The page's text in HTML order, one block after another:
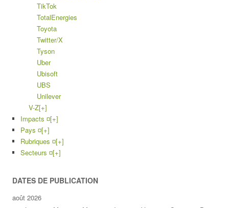
TikTok
TotalEnergies
Toyota
Twitter/X
Tyson
Uber
Ubisoft
UBS
Unilever
V-Z[+]
Impacts ¤[+]
Pays ¤[+]
Rubriques ¤[+]
Secteurs ¤[+]
DATES DE PUBLICATION
août 2026